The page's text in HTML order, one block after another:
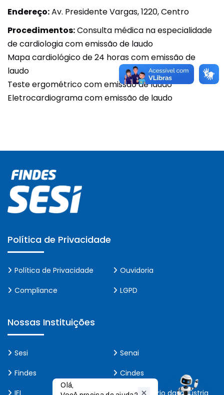
Endereço:Av. Presidente Vargas, 1220, Centro
Procedimentos:Consulta médica na especialidade
de cardiologia com emissão de laudo
Mapa cardiológico de 24 horas com emissão de
laudo
Teste ergométrico com emissão de laudo
Eletrocardiograma com emissão de laudo
Política de Privacidade
Política de Privacidade
Ouvidoria
Compliance
LGPD
Nossas Instituições
Sesi
Senai
Findes
Cindes
IEL
Observatório da Indústria
Olá,